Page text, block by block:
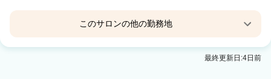
このサロンの他の勤務地
Agu hair anone仙台卸町
最終更新日:4日前